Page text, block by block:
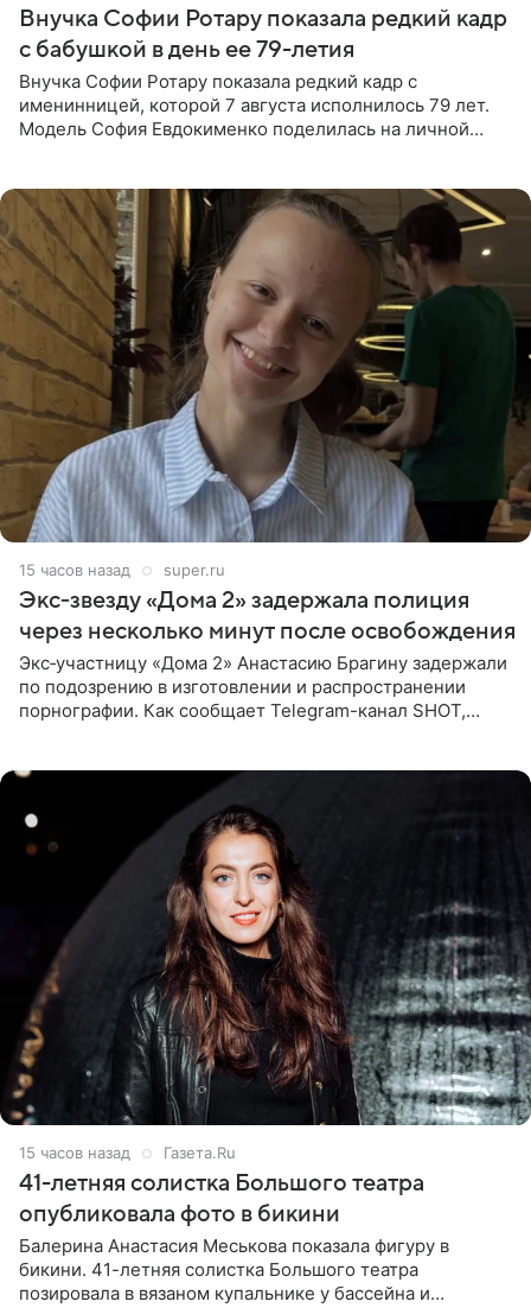
Внучка Софии Ротару показала редкий кадр
с бабушкой в день ее 79-летия
Внучка Софии Ротару показала редкий кадр с
именинницей, которой 7 августа исполнилось 79 лет.
Модель София Евдокименко поделилась на личной
15 часов назад super.ru
Экс‑звезду «Дома 2» задержала полиция
через несколько минут после освобождения
Экс‑участницу «Дома 2» Анастасию Брагину задержали
по подозрению в изготовлении и распространении
порнографии. Как сообщает Telegram-канал SHOT,
15 часов назад Газета.Ru
41-летняя солистка Большого театра
опубликовала фото в бикини
Балерина Анастасия Меськова показала фигуру в
бикини. 41-летняя солистка Большого театра
позировала в вязаном купальнике у бассейна и